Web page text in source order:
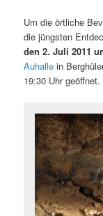
Um die örtliche
die jüngsten
den 2. Juli 2011
Auhalle in
19:30 Uhr